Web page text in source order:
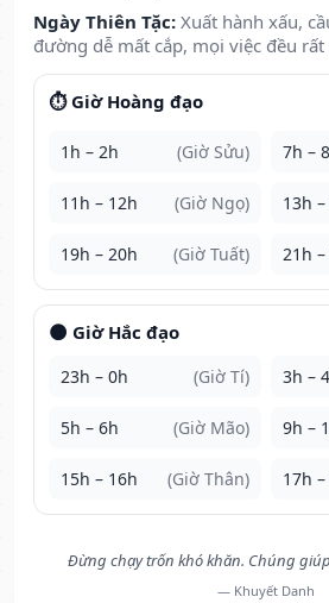
Ngày Thiên Tặc: Xuất hành xấu,
đường dễ mất cắp, mọi việc đều rất
⏱️ Giờ Hoàng đạo
1h – 2h (Giờ Sửu) 7h –
11h – 12h (Giờ Ngọ) 13h
19h – 20h (Giờ Tuất) 21h
🌑 Giờ Hắc đạo
23h – 0h (Giờ Tí) 3h –
5h – 6h (Giờ Mão) 9h –
15h – 16h (Giờ Thân) 17h
Đừng chạy trốn khó khăn. Chúng
— Khuyết Danh